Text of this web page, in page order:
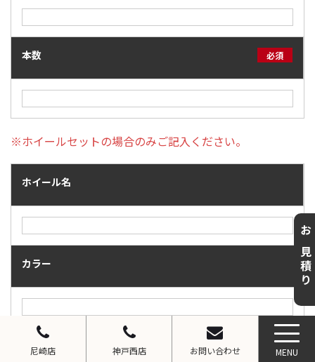
尼崎店 神戸西店 お問い合わせ MENU
お見積り
本数 必須
※ホイールセットの場合のみご記入ください。
ホイール名
カラー
ホイールセットでご購入のお客様はお車の情報をご記入く